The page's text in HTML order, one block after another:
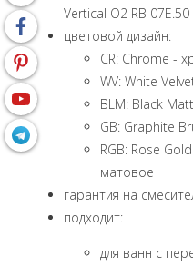
Vertical O2 RB 07E.50
цветовой дизайн:
CR: Chrome -
WV: White
BLM: Black
GB: Graphite
RGB: Rose
матовое
гарантия на
подходит:
для ванн с